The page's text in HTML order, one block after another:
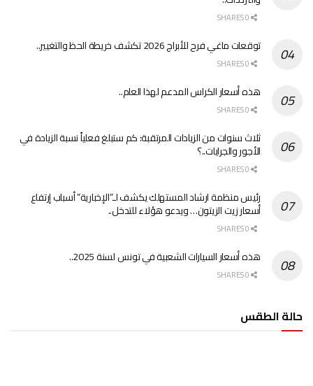
توقعات ماغي فرح للأبراج 2026 تكشف خريطة الحظ والتغيير..
هذه أسعار الكراس المدعم لهذا العام..
ثلاث سنوات من الزيادات المرتقبة: كم ستبلغ فعلياً نسبة الزيادة في
الأجور والجرايات..؟
رئيس منظمة ارشاد المستهلك يكشف لـ”الإخبارية” أسباب إرتفاع
أسعار زيت الزيتون… ويدعو هؤلاء للتدخل..
هذه أسعار السيارات الشعبية في تونس لسنة 2025..
حالة الطقس